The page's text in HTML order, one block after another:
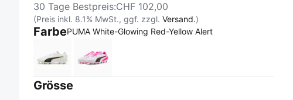
30 Tage Bestpreis:CHF 102,00
(Preis inkl. 8.1% MwSt., ggf. zzgl.Versand.)
FarbePUMA White-Glowing Red-Yellow Alert
PUMA White-Glowing Red-Yellow Alert
PUMA White-Poison Pink-Bright Aqua
Grösse